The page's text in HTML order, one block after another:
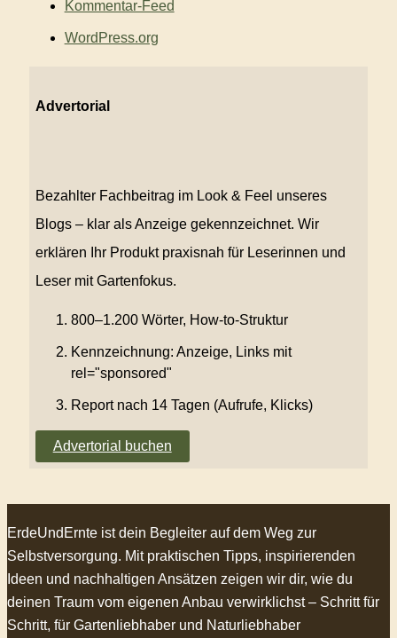
Kommentar-Feed
WordPress.org
Advertorial
Bezahlter Fachbeitrag im Look & Feel unseres
Blogs – klar als Anzeige gekennzeichnet. Wir
erklären Ihr Produkt praxisnah für Leserinnen und
Leser mit Gartenfokus.
800–1.200 Wörter, How-to-Struktur
Kennzeichnung: Anzeige, Links mit
rel="sponsored"
Report nach 14 Tagen (Aufrufe, Klicks)
Advertorial buchen
ErdeUndErnte ist dein Begleiter auf dem Weg zur
Selbstversorgung. Mit praktischen Tipps, inspirierenden
Ideen und nachhaltigen Ansätzen zeigen wir dir, wie du
deinen Traum vom eigenen Anbau verwirklichst – Schritt für
Schritt, für Gartenliebhaber und Naturliebhaber